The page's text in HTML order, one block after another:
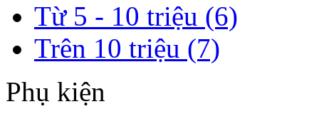
Từ 5 - 10 triệu (6)
Trên 10 triệu (7)
Phụ kiện